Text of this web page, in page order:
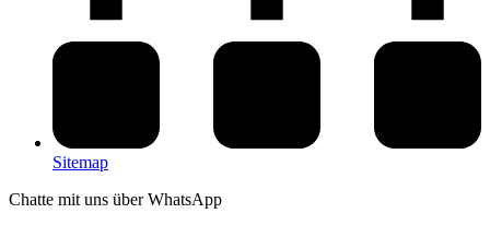
Sitemap
Chatte mit uns über WhatsApp